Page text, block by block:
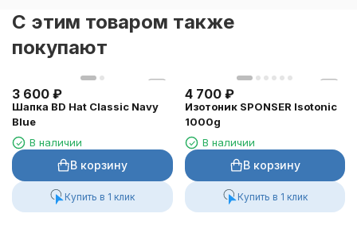
C этим товаром также
покупают
3 600 ₽
Шапка BD Hat Classic Navy
Blue
В наличии
В корзину
Купить в 1 клик
4 700 ₽
Изотоник SPONSER Isotonic
1000g
В наличии
В корзину
Купить в 1 клик